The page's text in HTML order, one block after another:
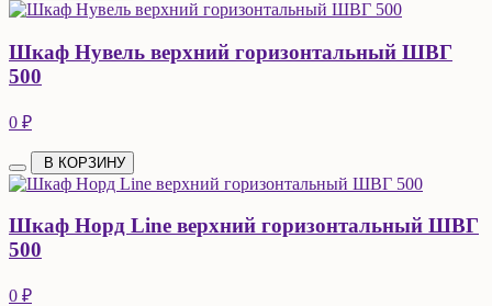
Шкаф Нувель верхний горизонтальный ШВГ
500
0 ₽
В КОРЗИНУ
Шкаф Норд Line верхний горизонтальный ШВГ
500
0 ₽